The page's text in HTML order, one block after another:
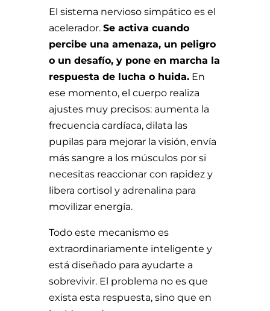
El sistema nervioso simpático es el
acelerador. Se activa cuando
percibe una amenaza, un peligro
o un desafío, y pone en marcha la
respuesta de lucha o huida.En
ese momento, el cuerpo realiza
ajustes muy precisos: aumenta la
frecuencia cardíaca, dilata las
pupilas para mejorar la visión, envía
más sangre a los músculos por si
necesitas reaccionar con rapidez y
libera cortisol y adrenalina para
movilizar energía.
Todo este mecanismo es
extraordinariamente inteligente y
está diseñado para ayudarte a
sobrevivir. El problema no es que
exista esta respuesta, sino que en